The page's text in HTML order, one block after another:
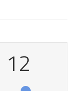
12